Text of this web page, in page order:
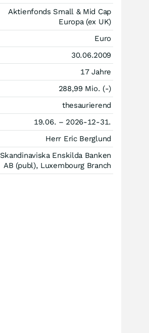
Aktienfonds Small & Mid Cap
Europa (ex UK)
Euro
30.06.2009
17 Jahre
288,99 Mio. (-)
thesaurierend
19.06. – 2026-12-31.
Herr Eric Berglund
Skandinaviska Enskilda Banken
AB (publ), Luxembourg Branch